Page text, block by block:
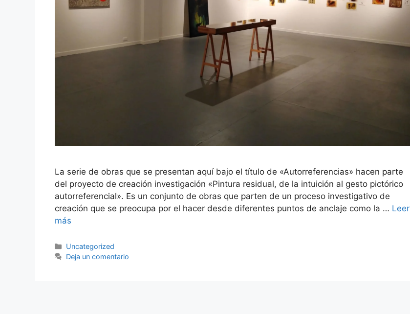
La serie de obras que se presentan aquí bajo el título de «Autorreferencias» hacen parte
del proyecto de creación investigación «Pintura residual, de la intuición al gesto pictórico
autorreferencial». Es un conjunto de obras que parten de un proceso investigativo de
creación que se preocupa por el hacer desde diferentes puntos de anclaje como la … Leer
más
Categorías
Uncategorized
Deja un comentario